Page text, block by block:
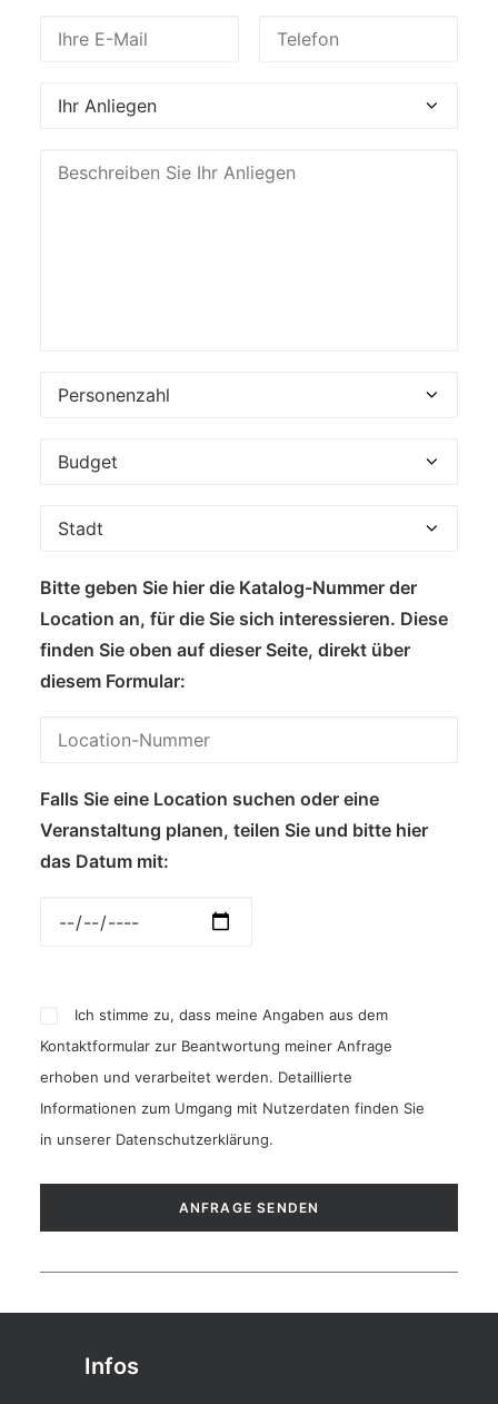
Bitte geben Sie hier die Katalog-Nummer der
Location an, für die Sie sich interessieren. Diese
finden Sie oben auf dieser Seite, direkt über
diesem Formular:
Falls Sie eine Location suchen oder eine
Veranstaltung planen, teilen Sie und bitte hier
das Datum mit:
Ich stimme zu, dass meine Angaben aus dem
Kontaktformular zur Beantwortung meiner Anfrage
erhoben und verarbeitet werden. Detaillierte
Informationen zum Umgang mit Nutzerdaten finden Sie
in unserer Datenschutzerklärung.
Infos